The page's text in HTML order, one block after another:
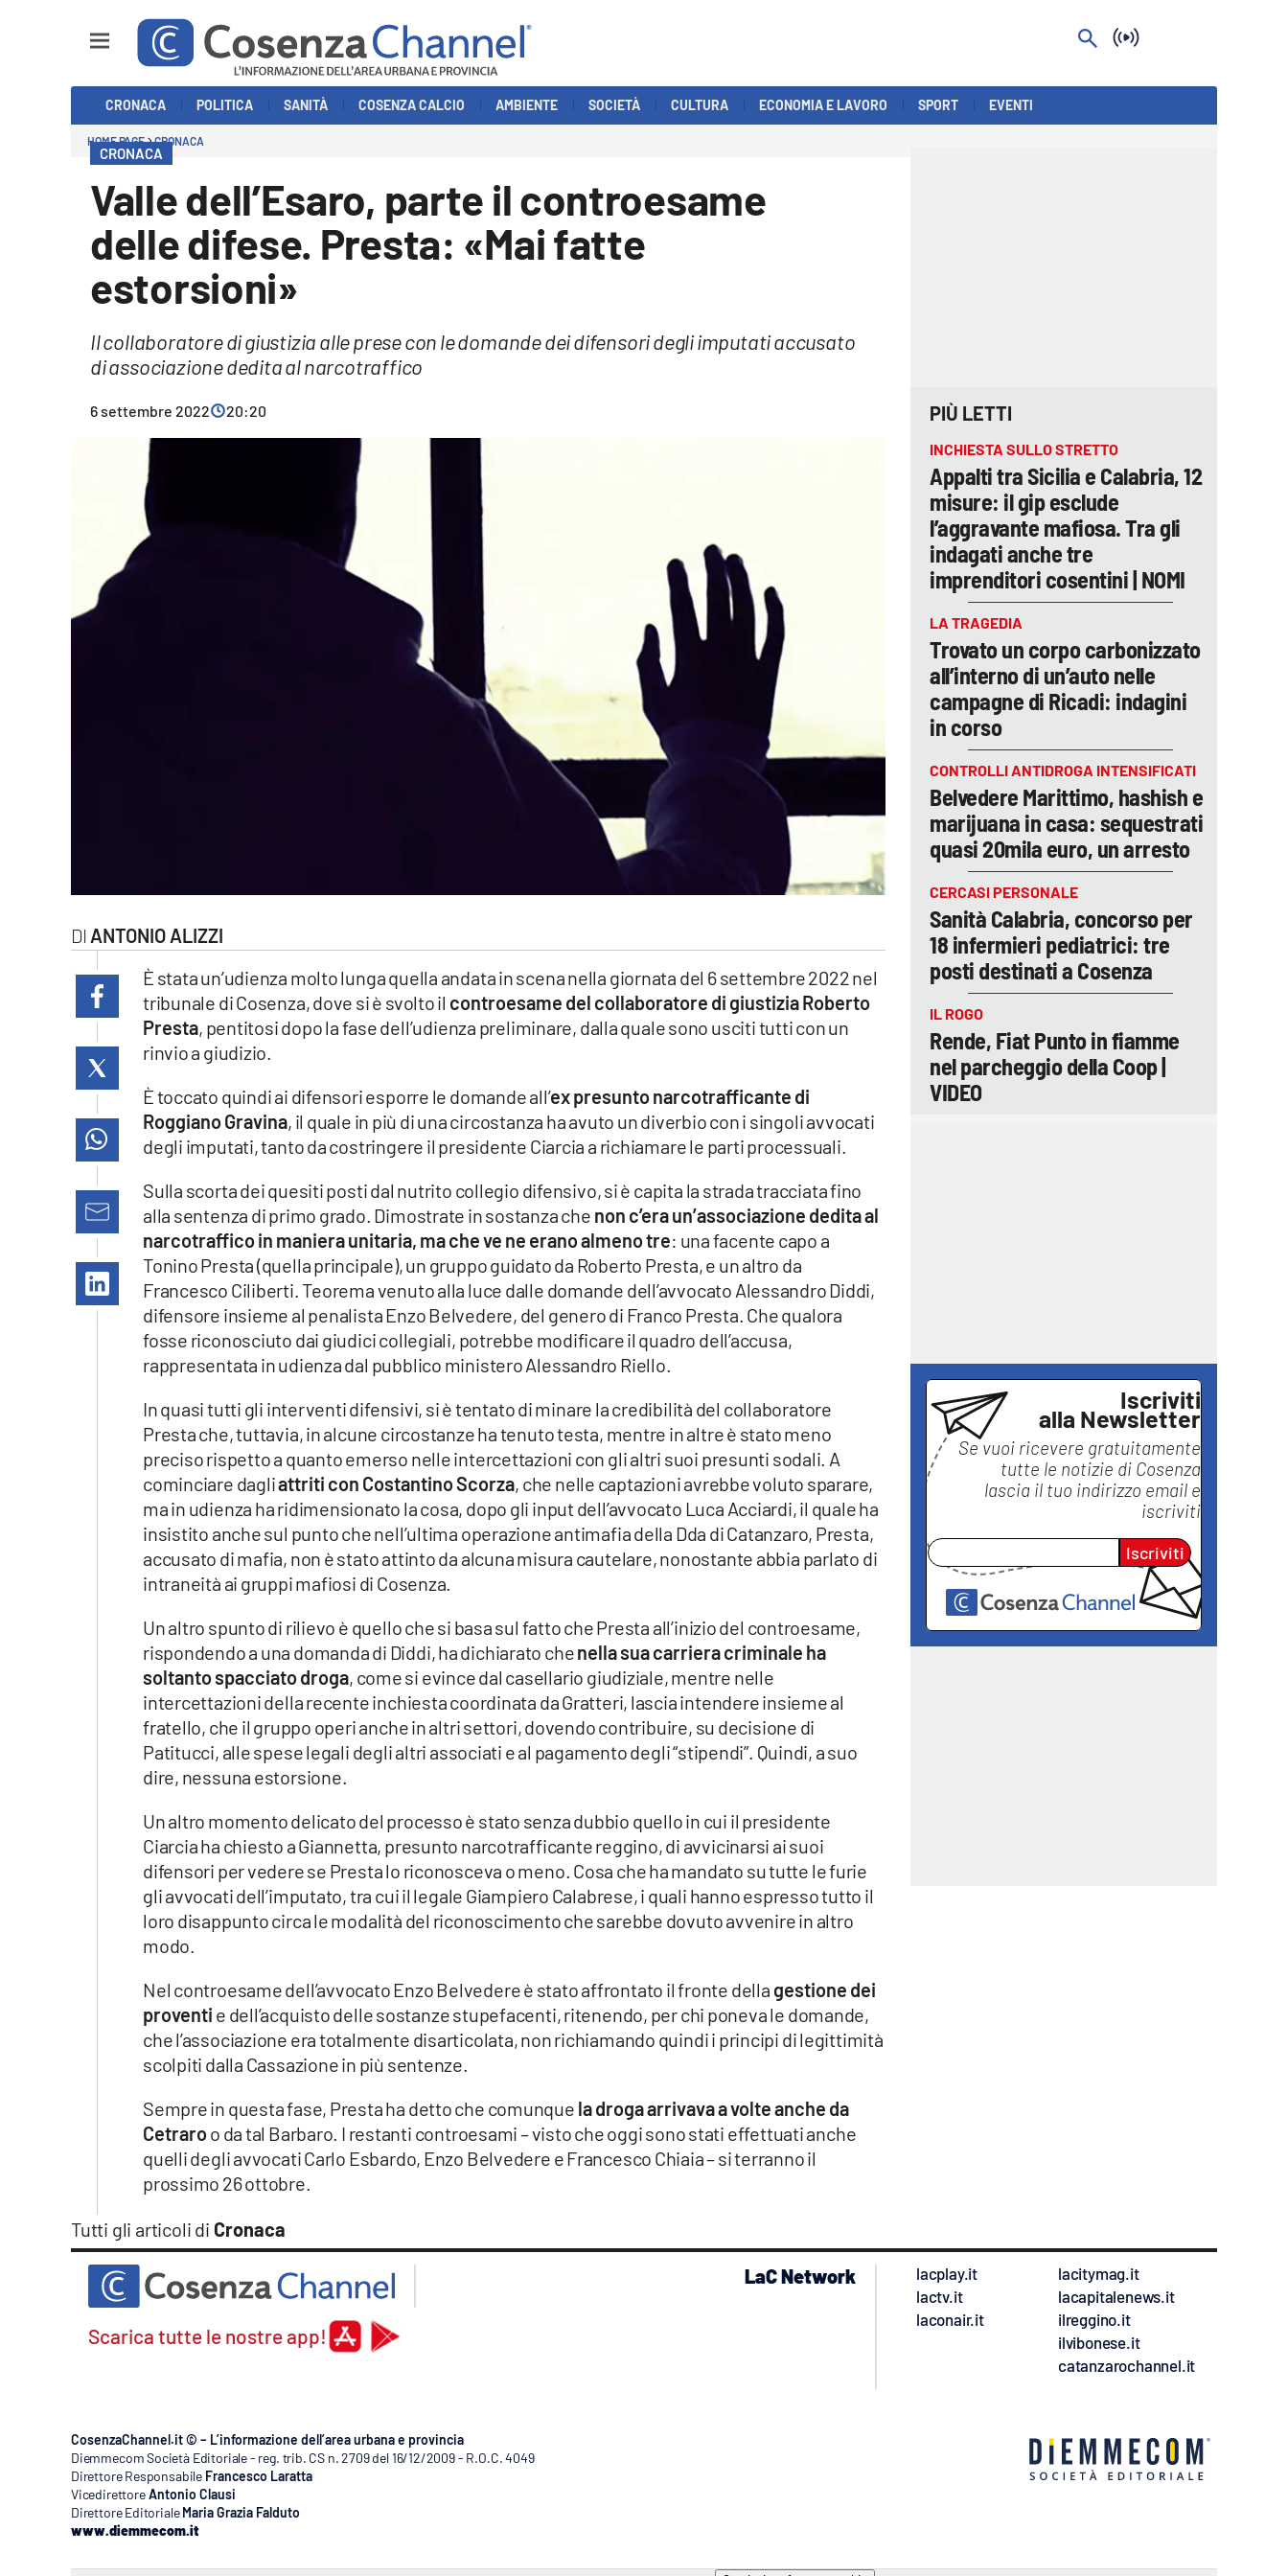
Economia e Lavoro
lacitymag.it
cosenzachannel.it
catanzarochannel.it
CRONACA POLITICA SANITÀ COSENZA CALCIO AMBIENTE SOCIETÀ CULTURA ECONOMIA E LAVORO SPORT EVENTI
HOME PAGE CRONACA
CRONACA
Valle dell’Esaro, parte il controesame
delle difese. Presta: «Mai fatte
estorsioni»
Il collaboratore di giustizia alle prese con le domande dei difensori degli imputati accusato
di associazione dedita al narcotraffico
6 settembre 2022 20:20
ANTONIO ALIZZI
Tutti gli articoli di Cronaca
È stata un’udienza molto lunga quella andata in scena nella giornata del 6 settembre 2022 nel
tribunale di Cosenza, dove si è svolto il controesame del collaboratore di giustizia Roberto
Presta, pentitosi dopo la fase dell’udienza preliminare, dalla quale sono usciti tutti con un
rinvio a giudizio.
È toccato quindi ai difensori esporre le domande all’ex presunto narcotrafficante di
Roggiano Gravina, il quale in più di una circostanza ha avuto un diverbio con i singoli avvocati
degli imputati, tanto da costringere il presidente Ciarcia a richiamare le parti processuali.
Sulla scorta dei quesiti posti dal nutrito collegio difensivo, si è capita la strada tracciata fino
alla sentenza di primo grado. Dimostrate in sostanza che non c’era un’associazione dedita al
narcotraffico in maniera unitaria, ma che ve ne erano almeno tre: una facente capo a
Tonino Presta (quella principale), un gruppo guidato da Roberto Presta, e un altro da
Francesco Ciliberti. Teorema venuto alla luce dalle domande dell’avvocato Alessandro Diddi,
difensore insieme al penalista Enzo Belvedere, del genero di Franco Presta. Che qualora
fosse riconosciuto dai giudici collegiali, potrebbe modificare il quadro dell’accusa,
rappresentata in udienza dal pubblico ministero Alessandro Riello.
In quasi tutti gli interventi difensivi, si è tentato di minare la credibilità del collaboratore
Presta che, tuttavia, in alcune circostanze ha tenuto testa, mentre in altre è stato meno
preciso rispetto a quanto emerso nelle intercettazioni con gli altri suoi presunti sodali. A
cominciare dagliattriti con Costantino Scorza, che nelle captazioni avrebbe voluto sparare,
ma in udienza ha ridimensionato la cosa, dopo gli input dell’avvocato Luca Acciardi, il quale ha
insistito anche sul punto che nell’ultima operazione antimafia della Dda di Catanzaro, Presta,
accusato di mafia, non è stato attinto da alcuna misura cautelare, nonostante abbia parlato di
intraneità ai gruppi mafiosi di Cosenza.
Un altro spunto di rilievo è quello che si basa sul fatto che Presta all’inizio del controesame,
rispondendo a una domanda di Diddi, ha dichiarato chenella sua carriera criminale ha
soltanto spacciato droga, come si evince dal casellario giudiziale, mentre nelle
intercettazioni della recente inchiesta coordinata da Gratteri, lascia intendere insieme al
fratello, che il gruppo operi anche in altri settori, dovendo contribuire, su decisione di
Patitucci, alle spese legali degli altri associati e al pagamento degli “stipendi”. Quindi, a suo
dire, nessuna estorsione.
Un altro momento delicato del processo è stato senza dubbio quello in cui il presidente
Ciarcia ha chiesto a Giannetta, presunto narcotrafficante reggino, di avvicinarsi ai suoi
difensori per vedere se Presta lo riconosceva o meno. Cosa che ha mandato su tutte le furie
gli avvocati dell’imputato, tra cui il legale Giampiero Calabrese, i quali hanno espresso tutto il
loro disappunto circa le modalità del riconoscimento che sarebbe dovuto avvenire in altro
modo.
Nel controesame dell’avvocato Enzo Belvedere è stato affrontato il fronte della gestione dei
proventi e dell’acquisto delle sostanze stupefacenti, ritenendo, per chi poneva le domande,
che l’associazione era totalmente disarticolata, non richiamando quindi i principi di legittimità
scolpiti dalla Cassazione in più sentenze.
Sempre in questa fase, Presta ha detto che comunque la droga arrivava a volte anche da
Cetraroo da tal Barbaro. I restanti controesami – visto che oggi sono stati effettuati anche
quelli degli avvocati Carlo Esbardo, Enzo Belvedere e Francesco Chiaia – si terranno il
prossimo 26 ottobre.
PIÙ LETTI
INCHIESTA SULLO STRETTO
Appalti tra Sicilia e Calabria, 12
misure: il gip esclude
l’aggravante mafiosa. Tra gli
indagati anche tre
imprenditori cosentini | NOMI
LA TRAGEDIA
Trovato un corpo carbonizzato
all’interno di un’auto nelle
campagne di Ricadi: indagini
in corso
CONTROLLI ANTIDROGA INTENSIFICATI
Belvedere Marittimo, hashish e
marijuana in casa: sequestrati
quasi 20mila euro, un arresto
CERCASI PERSONALE
Sanità Calabria, concorso per
18 infermieri pediatrici: tre
posti destinati a Cosenza
IL ROGO
Rende, Fiat Punto in fiamme
nel parcheggio della Coop |
VIDEO
Iscriviti
alla Newsletter
Se vuoi ricevere gratuitamente
tutte le notizie di Cosenza
lascia il tuo indirizzo email e
iscriviti
Iscriviti
Scarica tutte le nostre app!
LaC Network
lacplay.it
lactv.it
laconair.it
lacitymag.it
lacapitalenews.it
ilreggino.it
ilvibonese.it
catanzarochannel.it
CosenzaChannel.it © – L’informazione dell’area urbana e provincia
Diemmecom Società Editoriale - reg. trib. CS n. 2709 del 16/12/2009 - R.O.C. 4049
Direttore Responsabile Francesco Laratta
VicedirettoreAntonio Clausi
Direttore Editoriale Maria Grazia Falduto
www.diemmecom.it